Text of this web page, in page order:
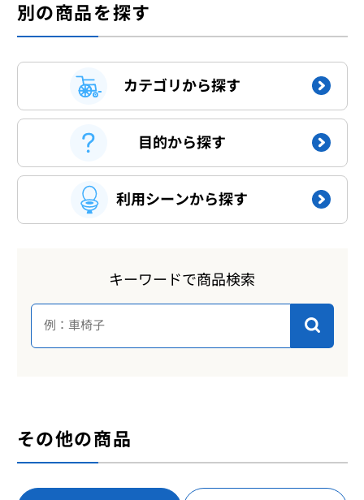
別の商品を探す
カテゴリから探す
目的から探す
利用シーンから探す
キーワードで商品検索
その他の商品